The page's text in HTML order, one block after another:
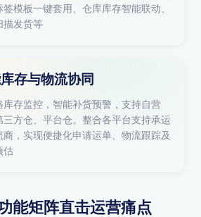
签模板一键套用、仓库库存智能联动、
描发货等
存与物流协同
库存监控，智能补货预警，支持自营
三方仓、平台仓。整合各平台支持承运
商，实现便捷化申请运单、物流跟踪及
估
能矩阵直击运营痛点